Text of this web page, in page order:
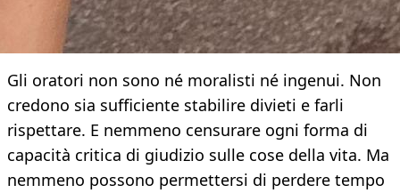
Gli oratori non sono né moralisti né ingenui. Non
credono sia sufficiente stabilire divieti e farli
rispettare. E nemmeno censurare ogni forma di
capacità critica di giudizio sulle cose della vita. Ma
nemmeno possono permettersi di perdere tempo